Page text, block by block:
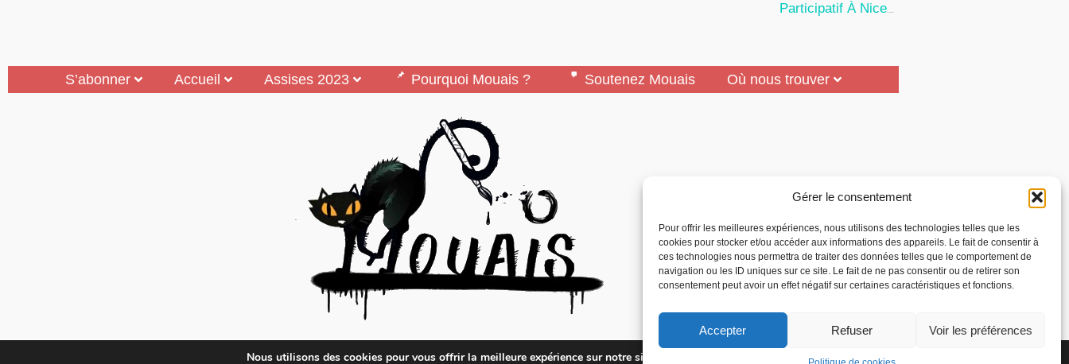
Gérer le consentement
Pour offrir les meilleures expériences, nous utilisons des technologies telles que les
cookies pour stocker et/ou accéder aux informations des appareils. Le fait de consentir à
ces technologies nous permettra de traiter des données telles que le comportement de
navigation ou les ID uniques sur ce site. Le fait de ne pas consentir ou de retirer son
consentement peut avoir un effet négatif sur certaines caractéristiques et fonctions.
Accepter Refuser Voir les préférences
Participatif À Nice
S’abonner Accueil Assises 2023 Pourquoi Mouais ? Soutenez Mouais Où nous trouver
Mouais, le mensuel dubitatif…quoique est édité par l’Association ARMA, Association Pour la Reconnaissance des
Nous utilisons des cookies pour vous offrir la meilleure expérience sur notre site.